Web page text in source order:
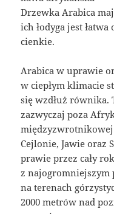
Drzewka Arabica
ich łodyga jest
cienkie.
Arabica w uprawie
w ciepłym klimacie
się wzdłuż równika.
zazwyczaj poza
Cejlonie, Jawie oraz
prawie przez cały
z najogromniejszym
na terenach
2000 metrów nad